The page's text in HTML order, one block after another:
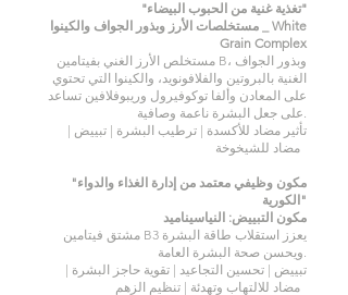
"تغذية غنية من الحبوب البيضاء"
مستخلصات الأرز وبذور الجواف والكينوا _ White
Grain Complex
مستخلص الأرز الغني بفيتامين B، وبذور الجواف
الغنية بالبروتين والفلافونويد، والكينوا التي تحتوي
على المعادن وألفا توكوفيرول وريبوفلافين تساعد
على جعل البشرة ناعمة وصافية.
تأثير مضاد للأكسدة | ترطيب البشرة | تبييض |
"مكون وظيفي معتمد من إدارة الغذاء والدواء
الكورية"
مكون التبييض: النياسيناميد
مشتق فيتامين B3 يعزز استقلاب طاقة البشرة
ويحسن صحة البشرة العامة.
تبييض | تحسين التجاعيد | تقوية حاجز البشرة |